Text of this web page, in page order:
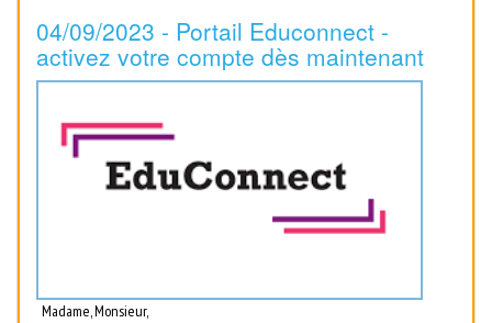
04/09/2023 - Portail Educonnect -
activez votre compte dès maintenant
Madame, Monsieur,